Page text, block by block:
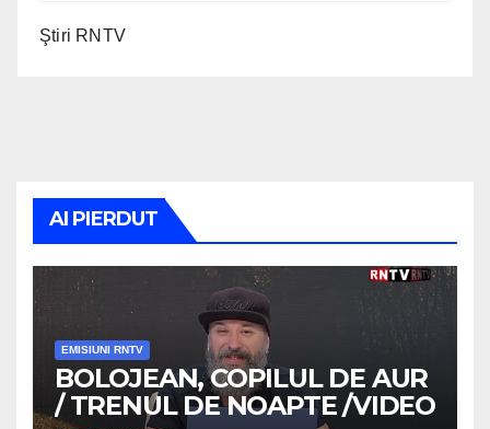
Ştiri RNTV
AI PIERDUT
EMISIUNI RNTV
BOLOJEAN, COPILUL DE AUR
/ TRENUL DE NOAPTE /VIDEO